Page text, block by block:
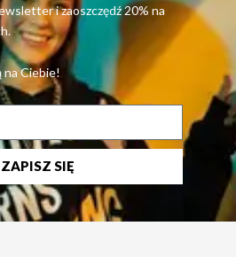
i zaoszczędź 20% na
na Ciebie!
ZAPISZ SIĘ